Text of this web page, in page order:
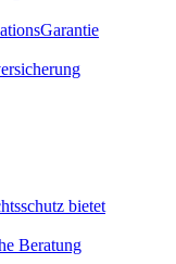
bietet
Beratung